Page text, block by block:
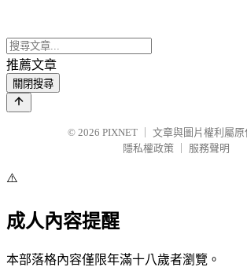
推薦文章
關閉搜尋
© 2026 PIXNET
文章與圖片權利屬原
隱私權政策
服務聲明
⚠️
成人內容提醒
本部落格內容僅限年滿十八歲者瀏覽。